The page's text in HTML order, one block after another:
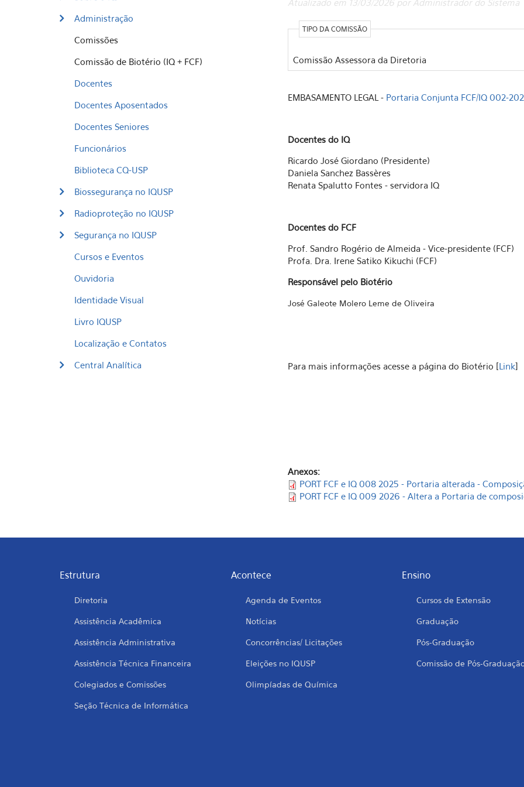
Administração
Comissões
Comissão de Biotério (IQ + FCF)
Docentes
Docentes Aposentados
Docentes Seniores
Funcionários
Biblioteca CQ-USP
Biossegurança no IQUSP
Radioproteção no IQUSP
Segurança no IQUSP
Cursos e Eventos
Ouvidoria
Identidade Visual
Livro IQUSP
Localização e Contatos
Central Analítica
Atualizado em 13/03/2026 por Administrador do Sistema
TIPO DA COMISSÃO
Comissão Assessora da Diretoria
EMBASAMENTO LEGAL - Portaria Conjunta FCF/IQ 002-
Docentes do IQ
Ricardo José Giordano (Presidente)
Daniela Sanchez Bassères
Renata Spalutto Fontes - servidora IQ
Docentes do FCF
Prof. Sandro Rogério de Almeida - Vice-presidente (FCF)
Profa. Dra. Irene Satiko Kikuchi (FCF)
Responsável pelo Biotério
José Galeote Molero Leme de Oliveira
Para mais informações acesse a página do Biotério [Link]
Anexos:
PORT FCF e IQ 008 2025 - Portaria alterada -
PORT FCF e IQ 009 2026 - Altera a Portaria de
Estrutura
Diretoria
Assistência Acadêmica
Assistência Administrativa
Assistência Técnica Financeira
Colegiados e Comissões
Seção Técnica de Informática
Acontece
Agenda de Eventos
Notícias
Concorrências/ Licitações
Eleições no IQUSP
Olimpíadas de Química
Ensino
Cursos de Extensão
Graduação
Pós-Graduação
Comissão de Pós-